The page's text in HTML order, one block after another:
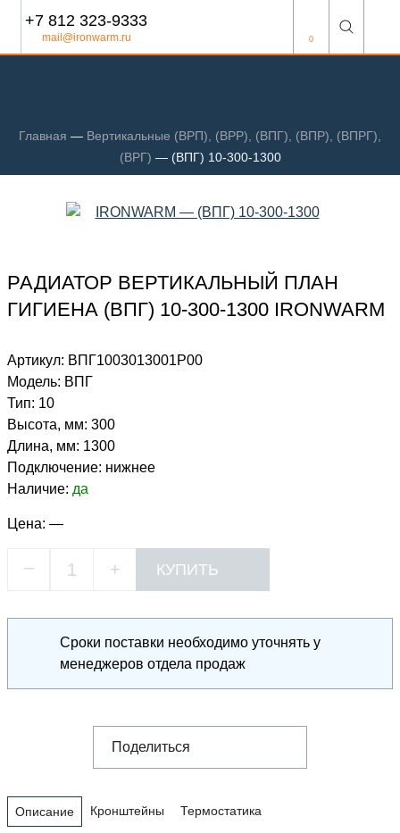
+7 812 323-9333
mail@ironwarm.ru 0
Главная — Вертикальные (ВРП), (ВРР), (ВПГ), (ВПР), (ВПРГ),
(ВРГ) — (ВПГ) 10-300-1300
РАДИАТОР ВЕРТИКАЛЬНЫЙ ПЛАН
ГИГИЕНА (ВПГ) 10-300-1300 IRONWARM
Артикул: ВПГ1003013001P00
Модель: ВПГ
Тип: 10
Высота, мм: 300
Длина, мм: 1300
Подключение: нижнее
Наличие: да
Цена: —
– +
Сроки поставки необходимо уточнять у
менеджеров отдела продаж
Поделиться
Описание Кронштейны Термостатика